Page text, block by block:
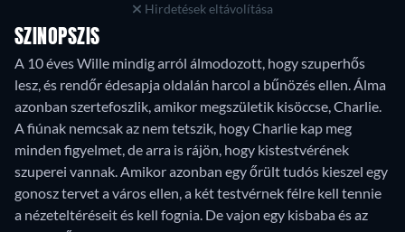
Hirdetések eltávolítása
SZINOPSZIS
A 10 éves Wille mindig arról álmodozott, hogy szuperhős
lesz, és rendőr édesapja oldalán harcol a bűnözés ellen. Álma
azonban szertefoszlik, amikor megszületik kisöccse, Charlie.
A fiúnak nemcsak az nem tetszik, hogy Charlie kap meg
minden figyelmet, de arra is rájön, hogy kistestvérének
szuperei vannak. Amikor azonban egy őrült tudós kieszel egy
gonosz tervet a város ellen, a két testvérnek félre kell tennie
a nézeteltéréseit és kell fognia. De vajon egy kisbaba és az